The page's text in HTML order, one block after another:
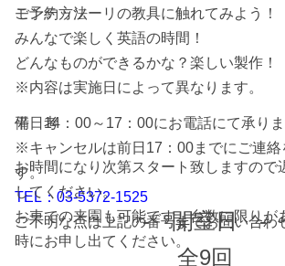
モンテッソーリの教具に触れてみよう！
みんなで楽しく英語の時間！
どんなものができるかな？楽しい製作！
※内容は実施日によって異なります。
ご予約方法
平日14：00～17：00にお電話にて承りま
※キャンセルは前日17：00までにご連絡
す。
TEL：03-5372-1525
ご不明な点は上記の番号までお問い合わ
備 考
お時間になり次第スタート致しますので
してください。
お車での来園も可能です。台数に限りが
時にお申し出てください。
- 開室日 -
全9回